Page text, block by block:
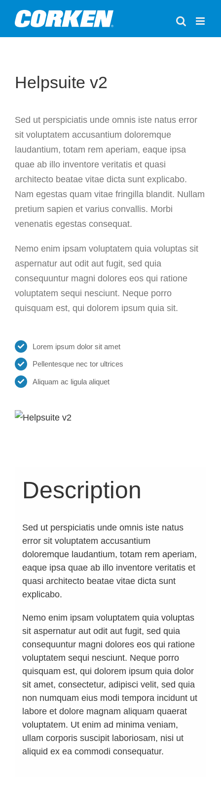
content
Helpsuite v2
Sed ut perspiciatis unde omnis iste natus error
sit voluptatem accusantium doloremque
laudantium, totam rem aperiam, eaque ipsa
quae ab illo inventore veritatis et quasi
architecto beatae vitae dicta sunt explicabo.
Nam egestas quam vitae fringilla blandit. Nullam
pretium sapien et varius convallis. Morbi
venenatis egestas consequat.
Nemo enim ipsam voluptatem quia voluptas sit
aspernatur aut odit aut fugit, sed quia
consequuntur magni dolores eos qui ratione
voluptatem sequi nesciunt. Neque porro
quisquam est, qui dolorem ipsum quia sit.
Lorem ipsum dolor sit amet
Pellentesque nec tor ultrices
Aliquam ac ligula aliquet
Description
Sed ut perspiciatis unde omnis iste natus
error sit voluptatem accusantium
doloremque laudantium, totam rem aperiam,
eaque ipsa quae ab illo inventore veritatis et
quasi architecto beatae vitae dicta sunt
explicabo.
Nemo enim ipsam voluptatem quia voluptas
sit aspernatur aut odit aut fugit, sed quia
consequuntur magni dolores eos qui ratione
voluptatem sequi nesciunt. Neque porro
quisquam est, qui dolorem ipsum quia dolor
sit amet, consectetur, adipisci velit, sed quia
non numquam eius modi tempora incidunt ut
labore et dolore magnam aliquam quaerat
voluptatem. Ut enim ad minima veniam,
ullam corporis suscipit laboriosam, nisi ut
aliquid ex ea commodi consequatur.